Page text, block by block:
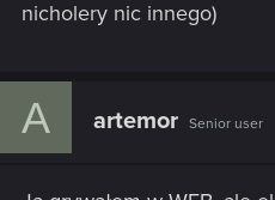
nicholery nic innego)
A artemor Senior user